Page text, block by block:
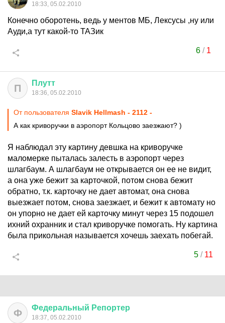
18:33, 05.02.2010
Конечно оборотень, ведь у ментов МБ, Лексусы ,ну или
Ауди,а тут какой-то ТАЗик
6/ 1
П Плутт
18:36, 05.02.2010
От пользователя Slavik Hellmash - 2112 -
А как криворучки в аэропорт Кольцово заезжают? )
Я наблюдал эту картину девшка на криворучке
маломерке пыталась залесть в аэропорт через
шлагбаум. А шлагбаум не открывается он ее не видит,
а она уже бежит за карточкой, потом снова бежит
обратно, т.к. карточку не дает автомат, она снова
выезжает потом, снова заезжает, и бежит к автомату но
он упорно не дает ей карточку минут через 15 подошел
ихний охранник и стал криворучке помогать. Ну картина
была прикольная называется хочешь заехать побегай.
5/ 11
Ф Федеральный Репортер
18:37, 05.02.2010